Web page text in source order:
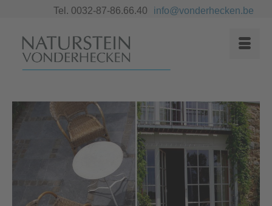
Tel. 0032-87-86.66.40 info@vonderhecken.be